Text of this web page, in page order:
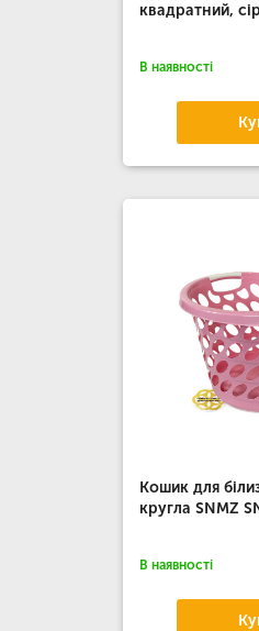
квадратний,
В наявності
Кошик для
кругла SNMZ
В наявності